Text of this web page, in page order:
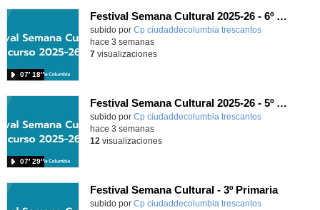
Festival Semana Cultural 2025-26 - 6º de Primaria
subido por Cp ciudaddecolumbia trescantos
07′ 18″
-
hace 3 semanas
7visualizaciones
Festival Semana Cultural 2025-26 - 5º de Primaria
subido por Cp ciudaddecolumbia trescantos
07′ 29″
-
hace 3 semanas
12 visualizaciones
Festival Semana Cultural - 3º Primaria
subido por Cp ciudaddecolumbia trescantos-